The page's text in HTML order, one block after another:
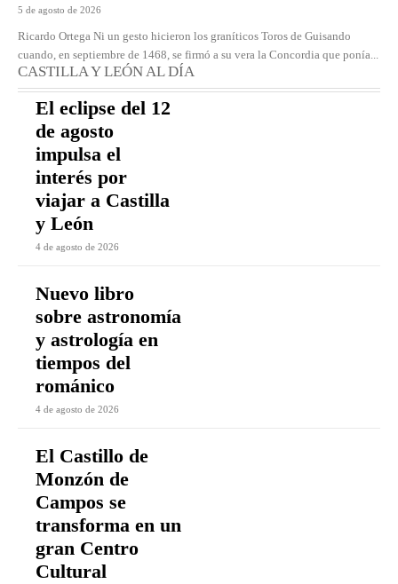
5 de agosto de 2026
Ricardo Ortega Ni un gesto hicieron los graníticos Toros de Guisando
cuando, en septiembre de 1468, se firmó a su vera la Concordia que ponía...
CASTILLA Y LEÓN AL DÍA
El eclipse del 12
de agosto
impulsa el
interés por
viajar a Castilla
y León
4 de agosto de 2026
Nuevo libro
sobre astronomía
y astrología en
tiempos del
románico
4 de agosto de 2026
El Castillo de
Monzón de
Campos se
transforma en un
gran Centro
Cultural